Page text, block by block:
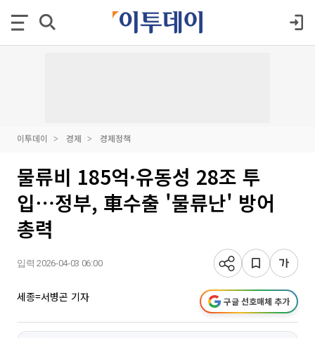
이투데이 경제 경제정책
물류비 185억·유동성 28조 투
입⋯정부, 車수출 '물류난' 방어
총력
입력 2026-04-03 06:00
세종=서병곤 기자 구글 선호매체 추가